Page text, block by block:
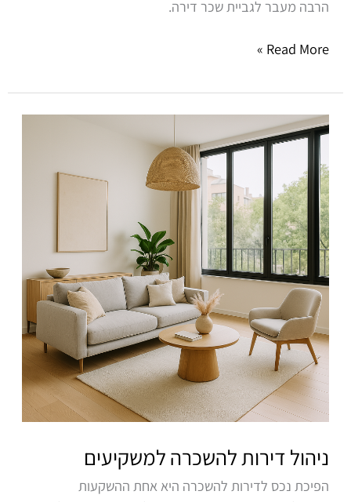
הרבה מעבר לגביית שכר דירה.
Read More »
ניהול דירות להשכרה למשקיעים
הפיכת נכס לדירות להשכרה היא אחת ההשקעות
ניהול
דירות
להשכרה
למשקיעים